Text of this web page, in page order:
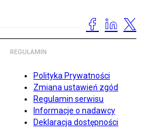
REGULAMIN
Polityka Prywatności
Zmiana ustawień zgód
Regulamin serwisu
Informacje o nadawcy
Deklaracja dostępności